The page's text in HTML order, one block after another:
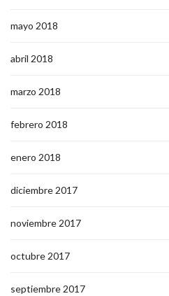
mayo 2018
abril 2018
marzo 2018
febrero 2018
enero 2018
diciembre 2017
noviembre 2017
octubre 2017
septiembre 2017